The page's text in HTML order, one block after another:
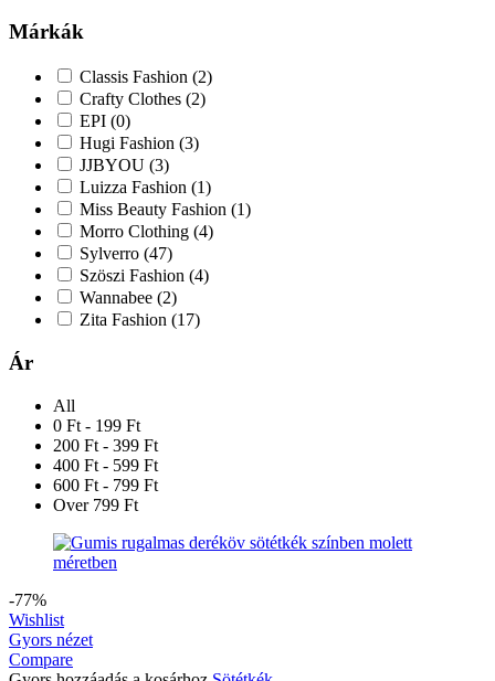
Márkák
Classis Fashion (2)
Crafty Clothes (2)
EPI (0)
Hugi Fashion (3)
JJBYOU (3)
Luizza Fashion (1)
Miss Beauty Fashion (1)
Morro Clothing (4)
Sylverro (47)
Szöszi Fashion (4)
Wannabee (2)
Zita Fashion (17)
Ár
All
0 Ft - 199 Ft
200 Ft - 399 Ft
400 Ft - 599 Ft
600 Ft - 799 Ft
Over 799 Ft
-77%
Wishlist
Gyors nézet
Compare